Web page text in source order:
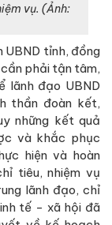
vụ. (Ảnh:
UBND tỉnh, đồng
phải tận tâm,
lãnh đạo UBND
thần đoàn kết,
những kết quả
và khắc phục
hiện và hoàn
tiêu, nhiệm vụ
lãnh đạo, chỉ
tế - xã hội đã